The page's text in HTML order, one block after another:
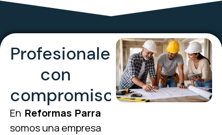
Profesionales
con
compromiso
En Reformas Parra
somos una empresa